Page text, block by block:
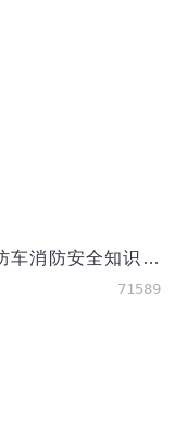
通用消防车消防安全知识手抄报
71589